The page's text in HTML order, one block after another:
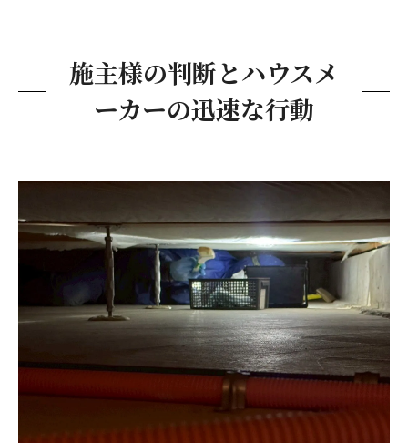
施主様の判断とハウスメ
ーカーの迅速な行動